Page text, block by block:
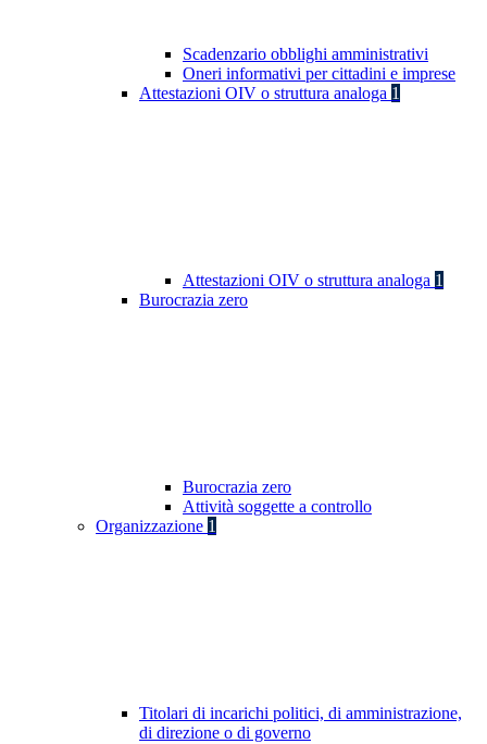
Scadenzario obblighi amministrativi
Oneri informativi per cittadini e imprese
Attestazioni OIV o struttura analoga 1
Attestazioni OIV o struttura analoga 1
Burocrazia zero
Burocrazia zero
Attività soggette a controllo
Organizzazione 1
Titolari di incarichi politici, di amministrazione,
di direzione o di governo